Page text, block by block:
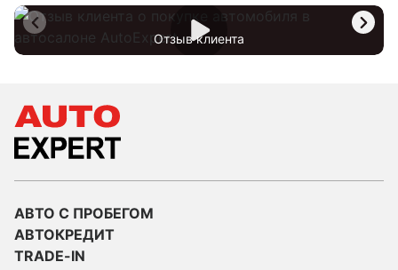
Отзыв клиента
АВТО С ПРОБЕГОМ
АВТОКРЕДИТ
TRADE-IN